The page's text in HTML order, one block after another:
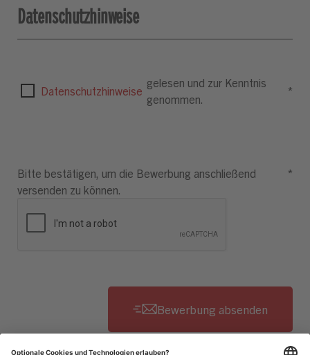
Datenschutzhinweise
Datenschutzhinweise
gelesen und zur Kenntnis
genommen.
*
Bitte bestätigen, um die Bewerbung anschließend
versenden zu können.
*